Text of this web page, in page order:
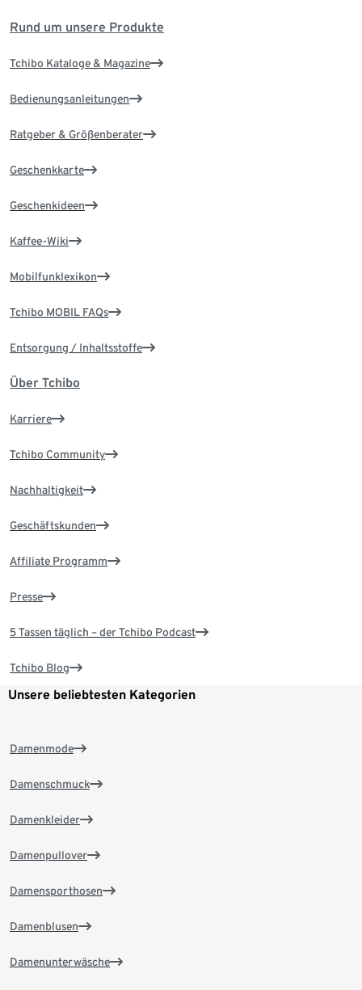
Rund um unsere Produkte
Tchibo Kataloge & Magazine
Bedienungsanleitungen
Ratgeber & Größenberater
Geschenkkarte
Geschenkideen
Kaffee-Wiki
Mobilfunklexikon
Tchibo MOBIL FAQs
Entsorgung / Inhaltsstoffe
Über Tchibo
Karriere
Tchibo Community
Nachhaltigkeit
Geschäftskunden
Affiliate Programm
Presse
5 Tassen täglich – der Tchibo Podcast
Tchibo Blog
Unsere beliebtesten Kategorien
Damenmode
Damenschmuck
Damenkleider
Damenpullover
Damensporthosen
Damenblusen
Damenunterwäsche